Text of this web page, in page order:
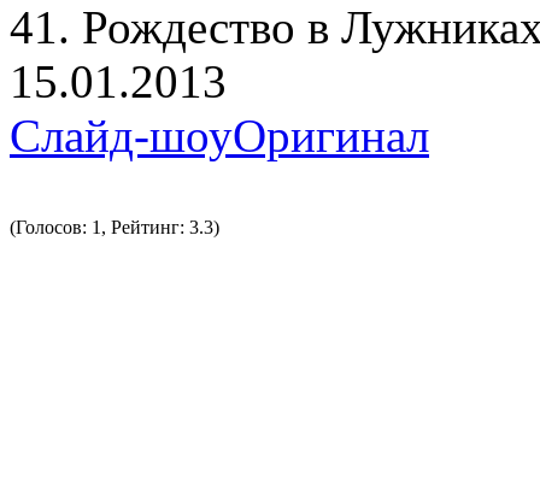
41. Рождество в
15.01.2013
Слайд-шоуОригинал
(Голосов: 1, Рейтинг: 3.3)